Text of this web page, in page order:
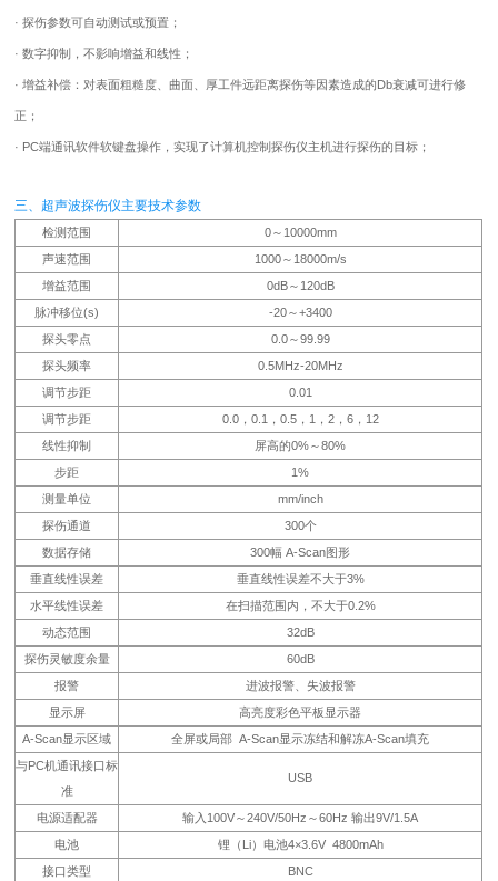
· 探伤参数可自动测试或预置；
· 数字抑制，不影响增益和线性；
· 增益补偿：对表面粗糙度、曲面、厚工件远距离探伤等因素造成的Db衰减可进行修
正；
· PC端通讯软件软键盘操作，实现了计算机控制探伤仪主机进行探伤的目标；
三、超声波探伤仪主要技术参数
检测范围
0～10000mm
声速范围
1000～18000m/s
增益范围
0dB～120dB
脉冲移位(s)
-20～+3400
探头零点
0.0～99.99
探头频率
0.5MHz-20MHz
调节步距
0.01
调节步距
0.0，0.1，0.5，1，2，6，12
线性抑制
屏高的0%～80%
步距
1%
测量单位
mm/inch
探伤通道
300个
数据存储
300幅 A-Scan图形
垂直线性误差
垂直线性误差不大于3%
水平线性误差
在扫描范围内，不大于0.2%
动态范围
32dB
探伤灵敏度余量
60dB
报警
进波报警、失波报警
显示屏
高亮度彩色平板显示器
A-Scan显示区域
全屏或局部 A-Scan显示冻结和解冻A-Scan填充
与PC机通讯接口标
准
USB
电源适配器
输入100V～240V/50Hz～60Hz 输出9V/1.5A
电池
锂（Li）电池4×3.6V 4800mAh
接口类型
BNC